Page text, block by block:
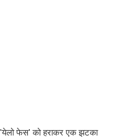
'येलो फेस' को हराकर एक झटका